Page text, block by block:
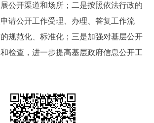
公开渠道和场所；二是按照依法行政的
请公开工作受理、办理、答复工作流
规范化、标准化；三是加强对基层公开
检查，进一步提高基层政府信息公开工